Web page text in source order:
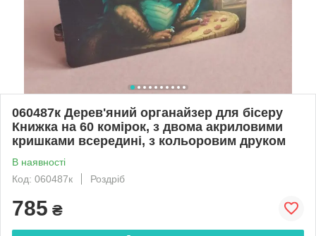
060487к Дерев'яний органайзер для бісеру
Книжка на 60 комірок, з двома акриловими
кришками всередині, з кольоровим друком
В наявності
Код: 060487к
Роздріб
785 ₴